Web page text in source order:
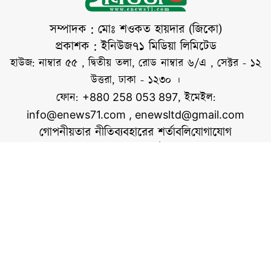
লিওনেল মেসির নেতৃত্বে
আর্জেন্টিনা
টুর্নামেন্টজুড়ে প্রতিটি
কঠিন পরীক্ষায়
নিজেদের মানসিক
দৃঢ়তার পরিচয় দিয়েছে।
নকআউট পর্বে
একাধিক কঠিন ম্যাচ
সম্পাদক : মোঃ শওকত হায়দার (জিকো)
প্রকাশক : ইনিউজ৭১ মিডিয়া লিমিটেড
হাউজ: নাম্বার ৫৫ , দ্বিতীয় তলা, রোড নাম্বার ৬/এ , সেক্টর - ১২
উত্তরা, ঢাকা - ১২৩০ ।
ফোন: +880 258 053 897, ইমেইল:
info@enews71.com , enewsltd@gmail.com
গোপনীয়তার নীতিব্যবহারের শর্তাবলিযোগাযোগ